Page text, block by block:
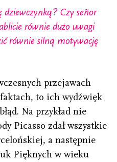
dziewczynką? Czy señor
równie dużo uwagi
równie silną motywację
przejawach
to ich wydźwięk
Na przykład nie
Picasso zdał wszystkie
a następnie
Pięknych w wieku